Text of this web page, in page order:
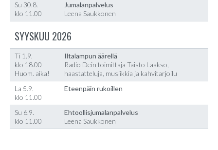
Su 30.8.
klo 11.00
Jumalanpalvelus
Leena Saukkonen
SYYSKUU 2026
Ti 1.9.
klo 18.00
Huom. aika!
Iltalampun äärellä
Radio Dein toimittaja Taisto Laakso,
haastatteluja, musiikkia ja kahvitarjoilu
La 5.9.
klo 11.00
Eteenpäin rukoillen
Su 6.9.
klo 11.00
Ehtoollisjumalanpalvelus
Leena Saukkonen